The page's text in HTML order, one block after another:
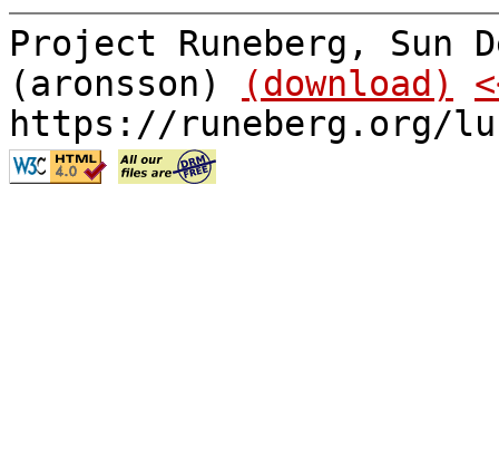
Project Runeberg, Sun
(aronsson)
(download)
https://runeberg.org/